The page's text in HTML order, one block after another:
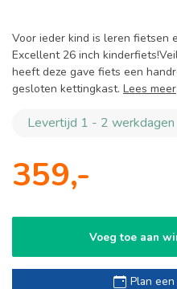
Voor ieder kind is leren fietsen
Excellent 26 inch
heeft deze gave fiets een
gesloten kettingkast. Lees meer
Levertijd 1 - 2 werkdagen
359,-
Voeg toe aan
Plan